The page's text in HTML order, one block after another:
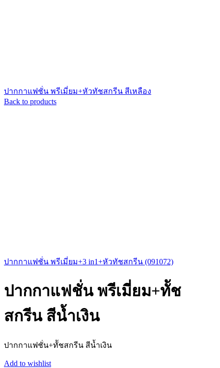
ปากกาแฟชั่น พรีเมี่ยม+หัวทัชสกรีน สีเหลือง
Back to products
ปากกาแฟชั่น พรีเมี่ยม+3 in1+หัวทัชสกรีน (091072)
ปากกาแฟชั่น พรีเมี่ยม+ทััช
สกรีน สีน้ำเงิน
ปากกาแฟชั่น+ทััชสกรีน สีน้ำเงิน
Add to wishlist